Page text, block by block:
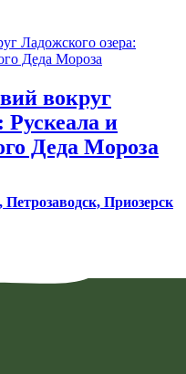
вокруг
Рускеала и
Деда Мороза
Приозерск